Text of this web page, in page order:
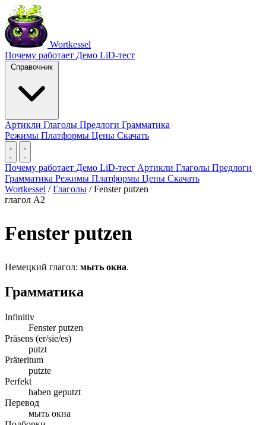
Wortkessel
Почему работает Демо LiD-тест
Справочник
Артикли Глаголы Предлоги Грамматика
Режимы Платформы Цены Скачать
Почему работает Демо LiD-тест Артикли Глаголы Предлоги
Грамматика Режимы Платформы Цены Скачать
Wortkessel / Глаголы / Fenster putzen
глагол A2
Fenster putzen
Немецкий глагол: мыть окна.
Грамматика
Infinitiv
Fenster putzen
Präsens (er/sie/es)
putzt
Präteritum
putzte
Perfekt
haben geputzt
Перевод
мыть окна